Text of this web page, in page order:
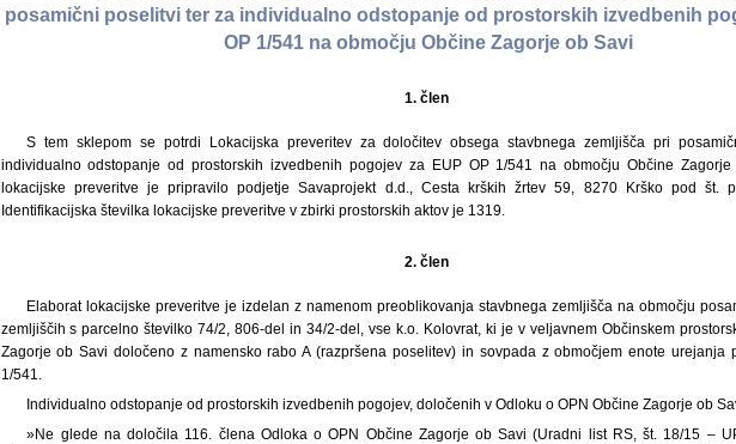
posamični poselitvi ter za individualno odstopanje od prostorskih izvedbenih
OP 1/541 na območju Občine Zagorje ob Savi
1. člen
S tem sklepom se potrdi Lokacijska preveritev za določitev obsega stavbnega zemljišča pri
individualno odstopanje od prostorskih izvedbenih pogojev za EUP OP 1/541 na območju Občine
lokacijske preveritve je pripravilo podjetje Savaprojekt d.d., Cesta krških žrtev 59, 8270 Krško pod št.
Identifikacijska številka lokacijske preveritve v zbirki prostorskih aktov je 1319.
2. člen
Elaborat lokacijske preveritve je izdelan z namenom preoblikovanja stavbnega zemljišča na območju
zemljiščih s parcelno številko 74/2, 806-del in 34/2-del, vse k.o. Kolovrat, ki je v veljavnem Občinskem
Zagorje ob Savi določeno z namensko rabo A (razpršena poselitev) in sovpada z območjem enote urejanja
1/541.
Individualno odstopanje od prostorskih izvedbenih pogojev, določenih v Odloku o OPN Občine Zagorje ob
»Ne glede na določila 116. člena Odloka o OPN Občine Zagorje ob Savi (Uradni list RS, št. 18/15 –